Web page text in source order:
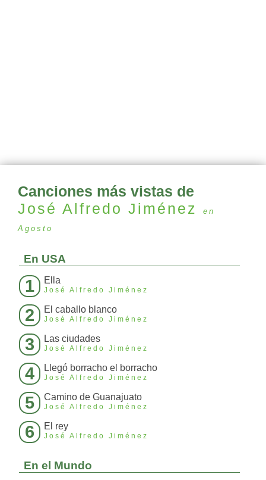
Canciones más vistas de
José Alfredo Jiménez
en
Agosto
En USA
1 Ella
José Alfredo Jiménez
2 El caballo blanco
José Alfredo Jiménez
3 Las ciudades
José Alfredo Jiménez
4 Llegó borracho el borracho
José Alfredo Jiménez
5 Camino de Guanajuato
José Alfredo Jiménez
6 El rey
José Alfredo Jiménez
En el Mundo